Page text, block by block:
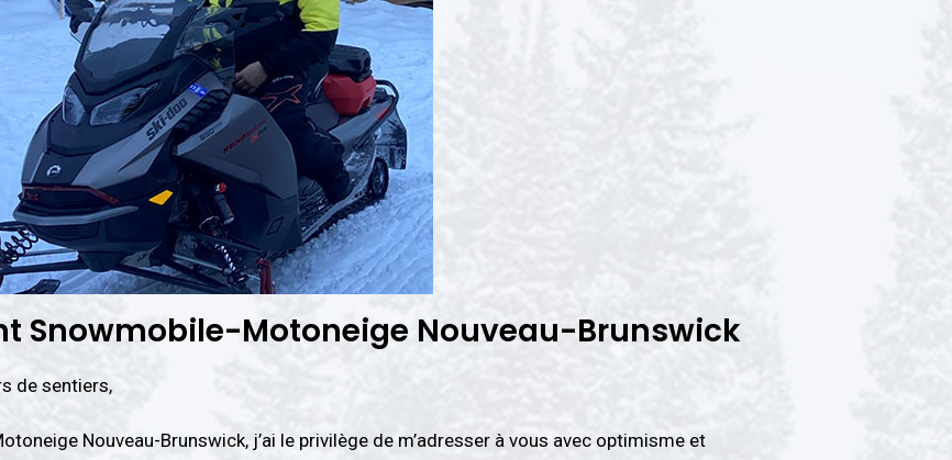
Snowmobile-Motoneige Nouveau-Brunswick
de sentiers,
Nouveau-Brunswick, j’ai le privilège de m’adresser à vous avec optimisme et